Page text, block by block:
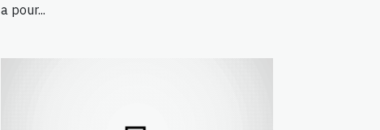
a pour...